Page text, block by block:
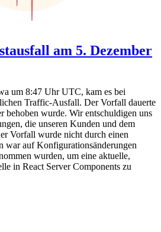
am 5. Dezember
um 8:47 Uhr UTC, kam es bei
Traffic-Ausfall. Der Vorfall dauerte
behoben wurde. Wir entschuldigen uns
die unseren Kunden und dem
Vorfall wurde nicht durch einen
war auf Konfigurationsänderungen
wurden, um eine aktuelle,
in React Server Components zu